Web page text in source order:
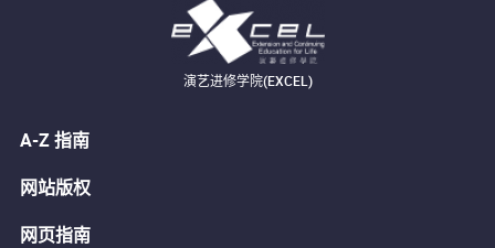
演艺进修学院(EXCEL)
A-Z 指南
网站版权
网页指南